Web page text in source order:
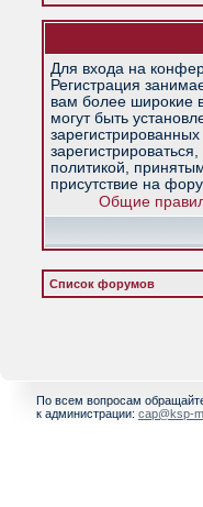
Для входа на
Регистрация
вам более широкие
могут быть
политикой,
присутствие на
Общие
Список форумов
По всем вопросам
к администрации: cap@ksp-